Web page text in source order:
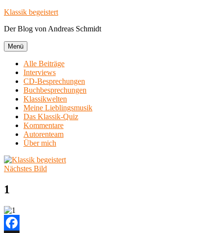
Zum
springen
Klassik begeistert
Der Blog von Andreas Schmidt
Menü
Alle Beiträge
Interviews
CD-Besprechungen
Buchbesprechungen
Klassikwelten
Meine Lieblingsmusik
Das Klassik-Quiz
Kommentare
Autorenteam
Über mich
Nächstes Bild
1